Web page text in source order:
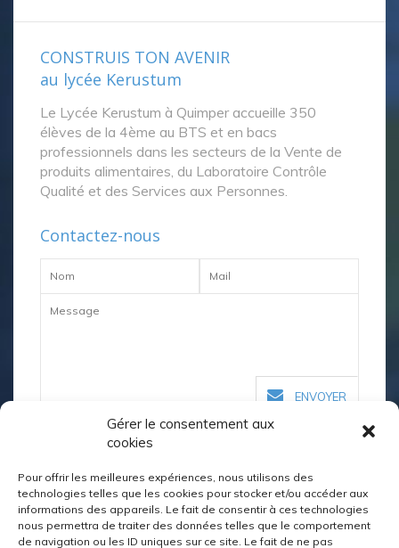
Gérer le consentement aux
cookies
Pour offrir les meilleures expériences, nous utilisons des
technologies telles que les cookies pour stocker et/ou accéder aux
informations des appareils. Le fait de consentir à ces technologies
nous permettra de traiter des données telles que le comportement
de navigation ou les ID uniques sur ce site. Le fait de ne pas
CONSTRUIS TON AVENIR
au lycée Kerustum
Le Lycée Kerustum à Quimper accueille 350
élèves de la 4ème au BTS et en bacs
professionnels dans les secteurs de la Vente de
produits alimentaires, du Laboratoire Contrôle
Qualité et des Services aux Personnes.
Contactez-nous
ENVOYER
Nos coordonnées
02 98 64 04 40